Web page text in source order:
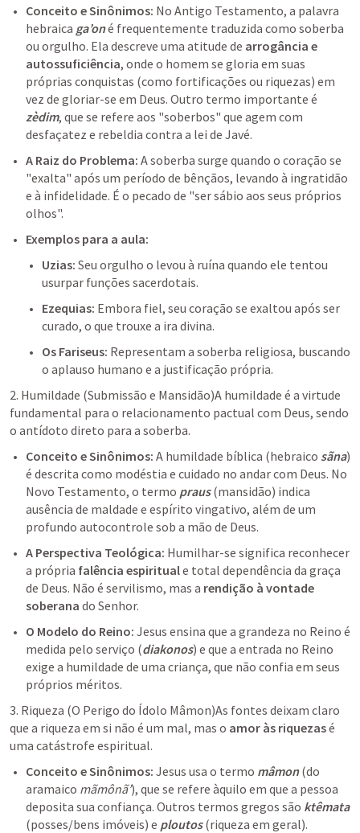
Conceito e Sinônimos: No Antigo Testamento, a palavra
hebraica ga’on é frequentemente traduzida como soberba
ou orgulho. Ela descreve uma atitude de arrogância e
autossuficiência, onde o homem se gloria em suas
próprias conquistas (como fortificações ou riquezas) em
zèdim, que se refere aos "soberbos" que agem com
desfaçatez e rebeldia contra a lei de Javé.
A Raiz do Problema: A soberba surge quando o coração se
"exalta" após um período de bênçãos, levando à ingratidão
e à infidelidade. É o pecado de "ser sábio aos seus próprios
olhos".
Exemplos para a aula:
Uzias: Seu orgulho o levou à ruína quando ele tentou
usurpar funções sacerdotais.
Ezequias: Embora fiel, seu coração se exaltou após ser
curado, o que trouxe a ira divina.
Os Fariseus: Representam a soberba religiosa, buscando
o aplauso humano e a justificação própria.
2. Humildade (Submissão e Mansidão)A humildade é a virtude
fundamental para o relacionamento pactual com Deus, sendo
o antídoto direto para a soberba.
Conceito e Sinônimos: A humildade bíblica (hebraico sãna)
é descrita como modéstia e cuidado no andar com Deus. No
Novo Testamento, o termo praus (mansidão) indica
ausência de maldade e espírito vingativo, além de um
profundo autocontrole sob a mão de Deus.
A Perspectiva Teológica: Humilhar-se significa reconhecer
a própria falência espiritual e total dependência da graça
de Deus. Não é servilismo, mas a rendição à vontade
soberana do Senhor.
O Modelo do Reino: Jesus ensina que a grandeza no Reino é
medida pelo serviço (diakonos) e que a entrada no Reino
exige a humildade de uma criança, que não confia em seus
próprios méritos.
3. Riqueza (O Perigo do Ídolo Mâmon)As fontes deixam claro
que a riqueza em si não é um mal, mas o amor às riquezas é
uma catástrofe espiritual.
Conceito e Sinônimos: Jesus usa o termo mâmon (do
aramaico mãmônã’), que se refere àquilo em que a pessoa
deposita sua confiança. Outros termos gregos são ktêmata
(posses/bens imóveis) e ploutos (riqueza em geral).